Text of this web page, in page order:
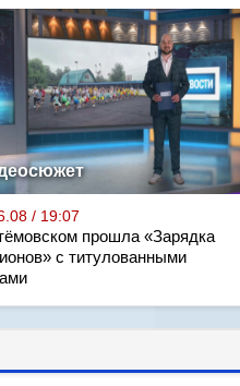
/ 19:07
прошла «Зарядка
с титулованными